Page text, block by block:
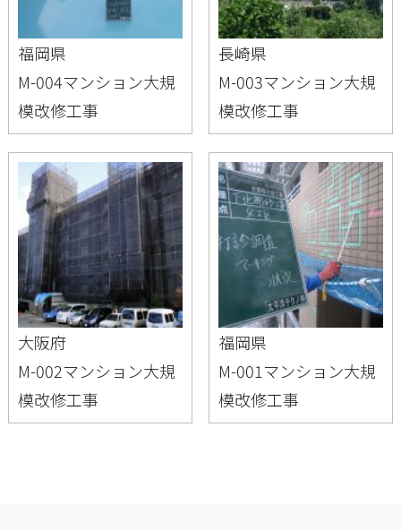
福岡県
M-004マンション大規
模改修工事
長崎県
M-003マンション大規
模改修工事
大阪府
M-002マンション大規
模改修工事
福岡県
M-001マンション大規
模改修工事